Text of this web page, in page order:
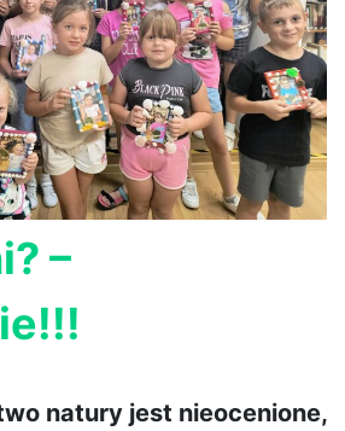
–
natury jest nieocenione,